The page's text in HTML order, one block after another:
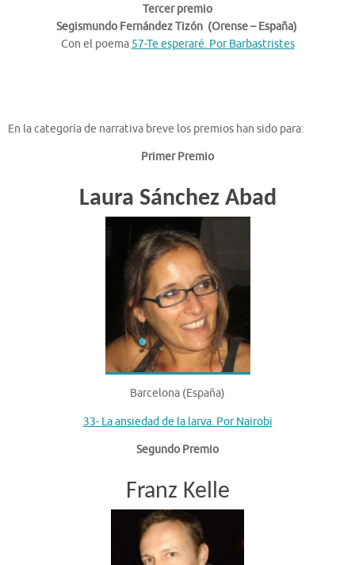
Tercer premio
Segismundo Fernández Tizón (Orense – España)
Con el poema 57-Te esperaré. Por Barbastristes
En la categoría de narrativa breve los premios han sido para:
Primer Premio
Laura Sánchez Abad
Barcelona (España)
33- La ansiedad de la larva. Por Nairobi
Segundo Premio
Franz Kelle